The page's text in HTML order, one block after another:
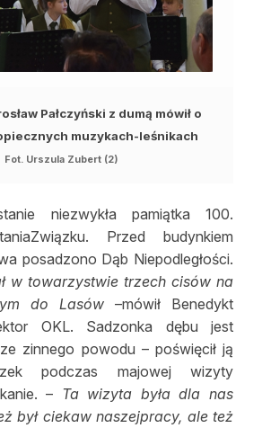
Pałczyński z dumą mówił o
muzykach-leśnikach
Fot. Urszula Zubert (2)
niezwykła pamiątka 100.
Przed budynkiem
posadzono Dąb Niepodległości.
w towarzystwie trzech cisów na
do Lasów –mówił Benedykt
OKL. Sadzonka dębu jest
zinnego powodu – poświęcił ją
podczas majowej wizyty
– Ta wizyta była dla nas
był ciekaw naszejpracy, ale też